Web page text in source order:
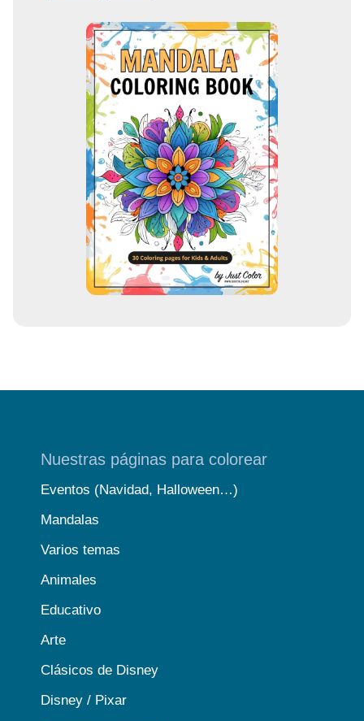
Nuestras páginas para colorear
Eventos (Navidad, Halloween…)
Mandalas
Varios temas
Animales
Educativo
Arte
Clásicos de Disney
Disney / Pixar